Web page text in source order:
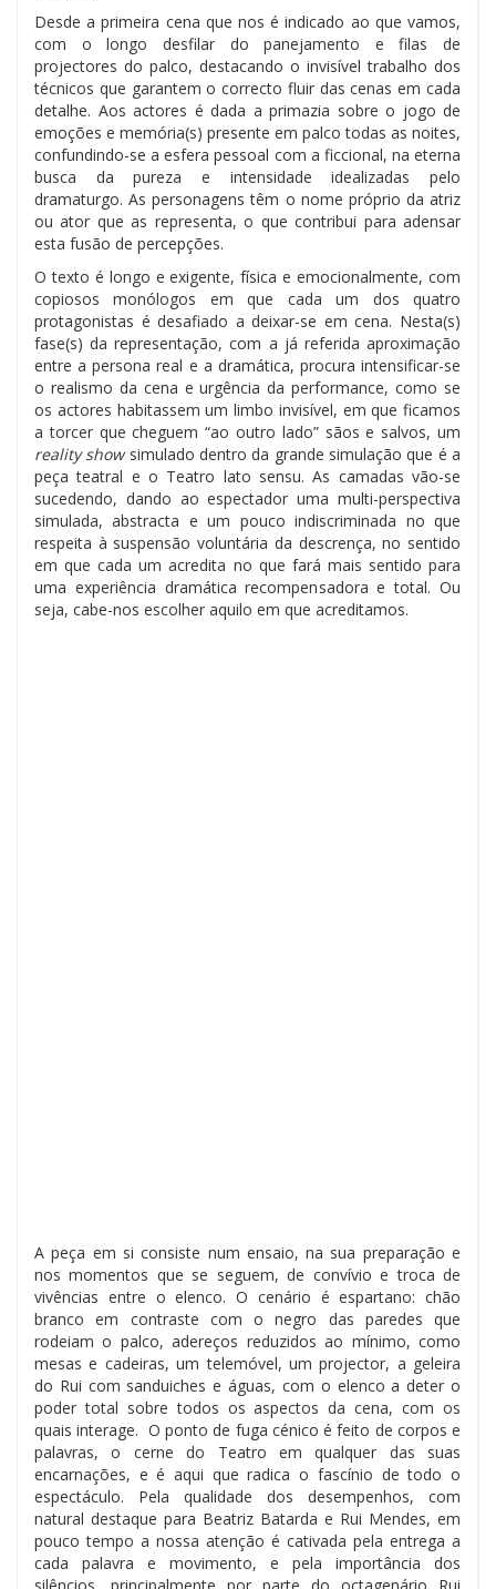
Desde a primeira cena que nos é indicado ao que vamos,
com o longo desfilar do panejamento e filas de
projectores do palco, destacando o invisível trabalho dos
técnicos que garantem o correcto fluir das cenas em cada
detalhe. Aos actores é dada a primazia sobre o jogo de
emoções e memória(s) presente em palco todas as noites,
confundindo-se a esfera pessoal com a ficcional, na eterna
busca da pureza e intensidade idealizadas pelo
dramaturgo. As personagens têm o nome próprio da atriz
ou ator que as representa, o que contribui para adensar
esta fusão de percepções.
O texto é longo e exigente, física e emocionalmente, com
copiosos monólogos em que cada um dos quatro
protagonistas é desafiado a deixar-se em cena. Nesta(s)
fase(s) da representação, com a já referida aproximação
entre a persona real e a dramática, procura intensificar-se
o realismo da cena e urgência da performance, como se
os actores habitassem um limbo invisível, em que ficamos
a torcer que cheguem “ao outro lado” sãos e salvos, um
reality showsimulado dentro da grande simulação que é a
peça teatral e o Teatro lato sensu. As camadas vão-se
sucedendo, dando ao espectador uma multi-perspectiva
simulada, abstracta e um pouco indiscriminada no que
respeita à suspensão voluntária da descrença, no sentido
em que cada um acredita no que fará mais sentido para
uma experiência dramática recompensadora e total. Ou
seja, cabe-nos escolher aquilo em que acreditamos.
A peça em si consiste num ensaio, na sua preparação e
nos momentos que se seguem, de convívio e troca de
vivências entre o elenco. O cenário é espartano: chão
branco em contraste com o negro das paredes que
rodeiam o palco, adereços reduzidos ao mínimo, como
mesas e cadeiras, um telemóvel, um projector, a geleira
do Rui com sanduiches e águas, com o elenco a deter o
poder total sobre todos os aspectos da cena, com os
quais interage. O ponto de fuga cénico é feito de corpos e
palavras, o cerne do Teatro em qualquer das suas
encarnações, e é aqui que radica o fascínio de todo o
espectáculo. Pela qualidade dos desempenhos, com
natural destaque para Beatriz Batarda e Rui Mendes, em
pouco tempo a nossa atenção é cativada pela entrega a
cada palavra e movimento, e pela importância dos
silêncios, principalmente por parte do octagenário Rui